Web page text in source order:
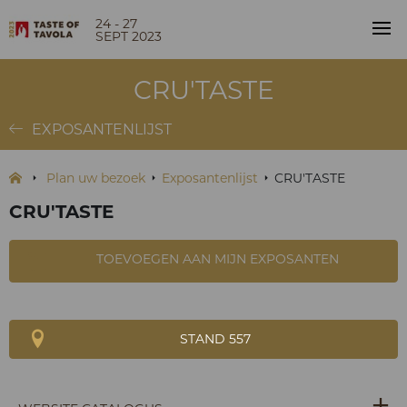
24 - 27
SEPT 2023
CRU'TASTE
EXPOSANTENLIJST
Plan uw bezoek Exposantenlijst CRU'TASTE
CRU'TASTE
TOEVOEGEN AAN MIJN EXPOSANTEN
STAND 557